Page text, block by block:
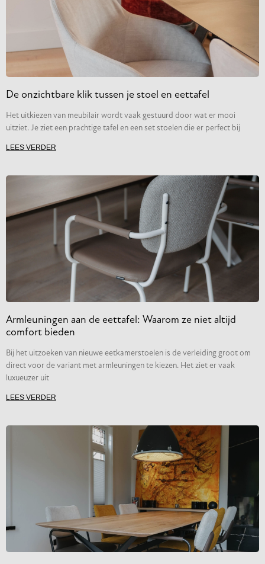
De onzichtbare klik tussen je stoel en eettafel
Het uitkiezen van meubilair wordt vaak gestuurd door wat er mooi
uitziet. Je ziet een prachtige tafel en een set stoelen die er perfect bij
LEES VERDER
Armleuningen aan de eettafel: Waarom ze niet altijd
comfort bieden
Bij het uitzoeken van nieuwe eetkamerstoelen is de verleiding groot om
direct voor de variant met armleuningen te kiezen. Het ziet er vaak
luxueuzer uit
LEES VERDER